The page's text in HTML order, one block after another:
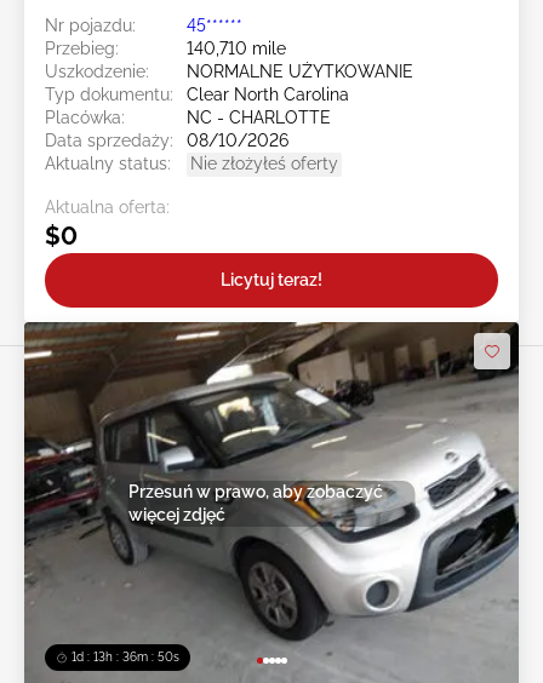
Nr pojazdu:
45******
Przebieg:
140,710 mile
Uszkodzenie:
NORMALNE UŻYTKOWANIE
Typ dokumentu:
Clear North Carolina
Placówka:
NC - CHARLOTTE
Data sprzedaży:
08/10/2026
Aktualny status:
Nie złożyłeś oferty
Aktualna oferta:
$0
Licytuj teraz!
1d : 13h : 36m : 47s
Przesuń w prawo, aby zobaczyć
więcej zdjęć